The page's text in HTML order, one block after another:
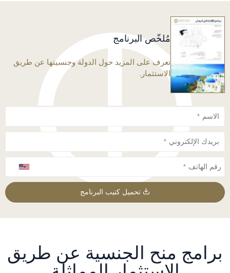
مُلخّص البرنامج
تعرف على المزيد حول الدولة وجنسيتها عن طريق
الاستثمار.
تحميل كتيب البرنامج
برامج منح الجنسية عن طريق